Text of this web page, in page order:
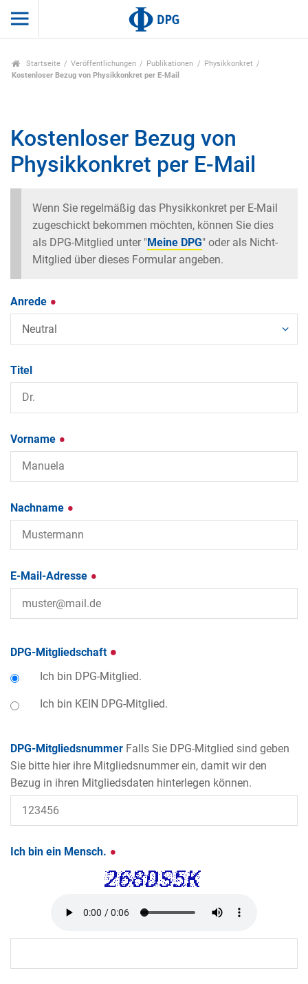
Startseite Veröffentlichungen Publikationen
Physikkonkret
Kostenloser Bezug von Physikkonkret per E-Mail
Kostenloser Bezug von
Physikkonkret per E-Mail
Wenn Sie regelmäßig das Physikkonkret per E-Mail
zugeschickt bekommen möchten, können Sie dies
als DPG-Mitglied unter "Meine DPG" oder als Nicht-
Mitglied über dieses Formular angeben.
Anrede
Titel
Vorname
Nachname
E-Mail-Adresse
DPG-Mitgliedschaft
Ich bin DPG-Mitglied.
Ich bin KEIN DPG-Mitglied.
DPG-Mitgliedsnummer Falls Sie DPG-Mitglied sind geben
Sie bitte hier ihre Mitgliedsnummer ein, damit wir den
Bezug in ihren Mitgliedsdaten hinterlegen können.
Ich bin ein Mensch.